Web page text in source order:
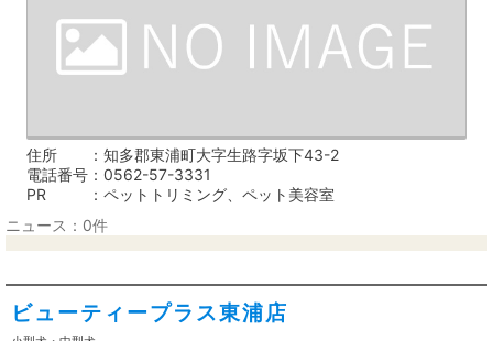
住所
知多郡東浦町大字生路字坂下43-2
電話番号
0562-57-3331
PR
ペットトリミング、ペット美容室
ニュース：0件
ビューティープラス東浦店